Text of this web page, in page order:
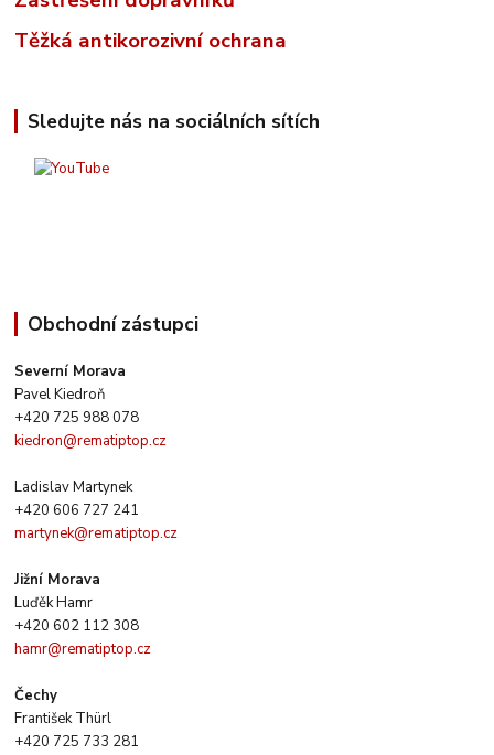
Těžká antikorozivní ochrana
Sledujte nás na sociálních sítích
Obchodní zástupci
Severní Morava
Pavel Kiedroň
+420 725 988 078
kiedron@rematiptop.cz
Ladislav Martynek
+420 606 727 241
martynek@rematiptop.cz
Jižní Morava
Luďěk Hamr
+420 602 112 308
hamr@rematiptop.cz
Čechy
František Thürl
+420 725 733 281